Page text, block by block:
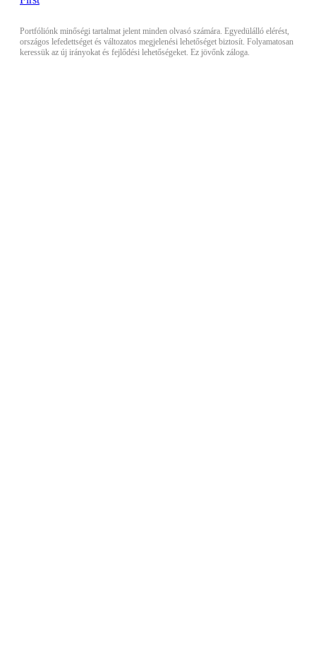
Portfóliónk minőségi tartalmat jelent minden olvasó számára. Egyedülálló elérést,
országos lefedettséget és változatos megjelenési lehetőséget biztosít. Folyamatosan
keressük az új irányokat és fejlődési lehetőségeket. Ez jövőnk záloga.